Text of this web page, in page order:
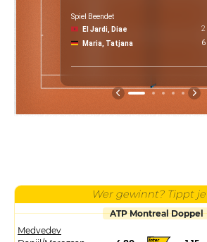
Spiel Beendet
El Jardi, Diae
2
Maria, Tatjana
6
Wer gewinnt? Tippt
ATP Montreal Doppel
Medvedev